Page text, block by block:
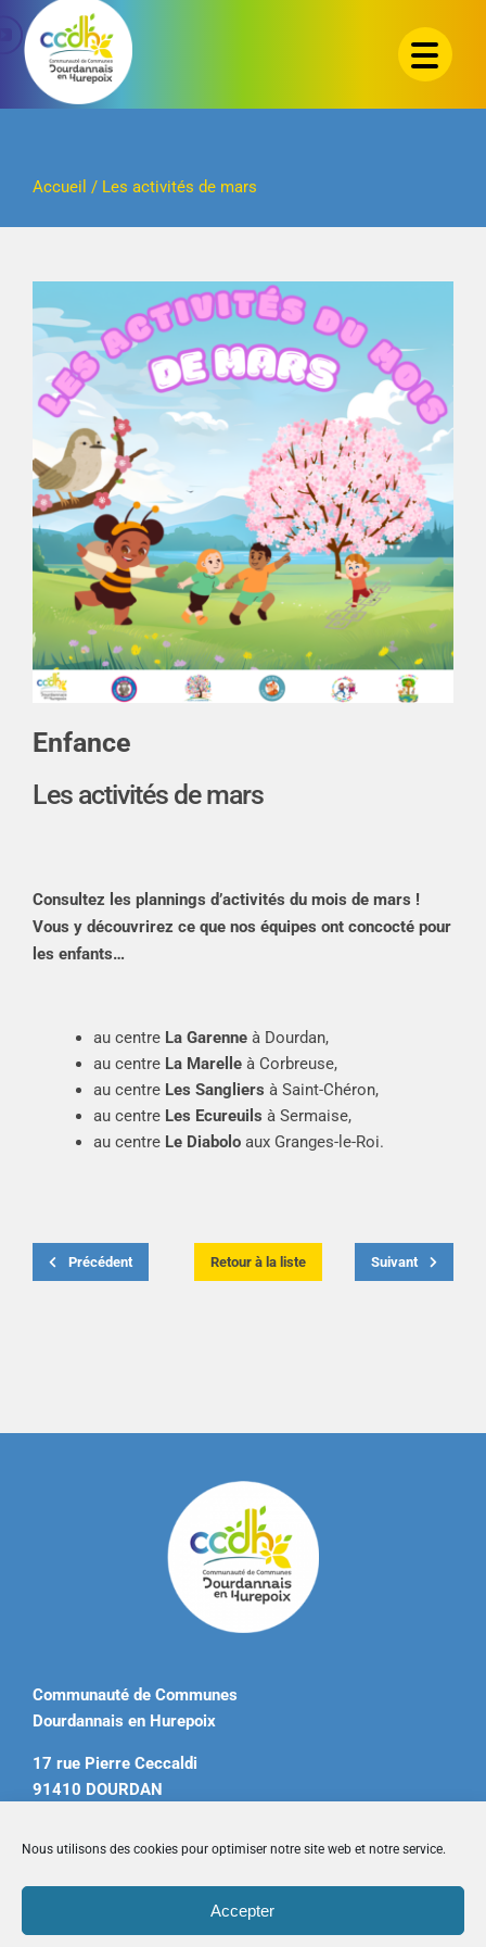
Nous utilisons des cookies pour optimiser notre site web et notre service.
Accepter
Passer
contenu
Accueil / Les activités de mars
Enfance
Les activités de mars
Consultez les plannings d’activités du mois de mars !
Vous y découvrirez ce que nos équipes ont concocté pour
les enfants…
au centre La Garenneà Dourdan,
au centre La Marelleà Corbreuse,
au centre Les Sangliers à Saint-Chéron,
au centreLes Ecureuils à Sermaise,
au centre Le Diaboloaux Granges-le-Roi.
Précédent Retour à la liste Suivant
Communauté de Communes
Dourdannais en Hurepoix
17 rue Pierre Ceccaldi
91410 DOURDAN
contact@ccdourdannais.com
Accueil|Plan du site|Mentions légales|Contactez-nous